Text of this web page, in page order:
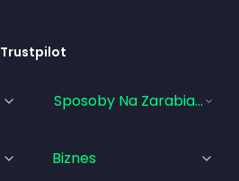
Trustpilot
Sposoby Na Zarabianie
Biznes